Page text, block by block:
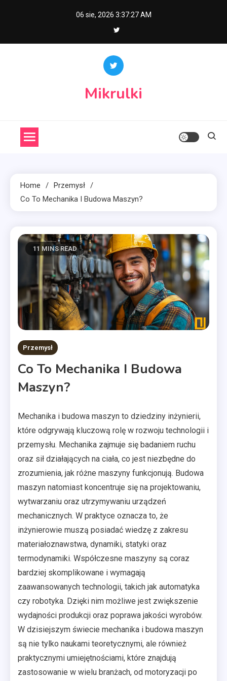
06 sie, 2026 3:37:28 AM
Mikrulki
Home
Przemysł
Co To Mechanika I Budowa Maszyn?
11 MINS READ
Przemysł
Co To Mechanika I Budowa
Maszyn?
Mechanika i budowa maszyn to dziedziny inżynierii,
które odgrywają kluczową rolę w rozwoju technologii i
przemysłu. Mechanika zajmuje się badaniem ruchu
oraz sił działających na ciała, co jest niezbędne do
zrozumienia, jak różne maszyny funkcjonują. Budowa
maszyn natomiast koncentruje się na projektowaniu,
wytwarzaniu oraz utrzymywaniu urządzeń
mechanicznych. W praktyce oznacza to, że
inżynierowie muszą posiadać wiedzę z zakresu
materiałoznawstwa, dynamiki, statyki oraz
termodynamiki. Współczesne maszyny są coraz
bardziej skomplikowane i wymagają
zaawansowanych technologii, takich jak automatyka
czy robotyka. Dzięki nim możliwe jest zwiększenie
wydajności produkcji oraz poprawa jakości wyrobów.
W dzisiejszym świecie mechanika i budowa maszyn
są nie tylko naukami teoretycznymi, ale również
praktycznymi umiejętnościami, które znajdują
zastosowanie w wielu branżach, od motoryzacji po